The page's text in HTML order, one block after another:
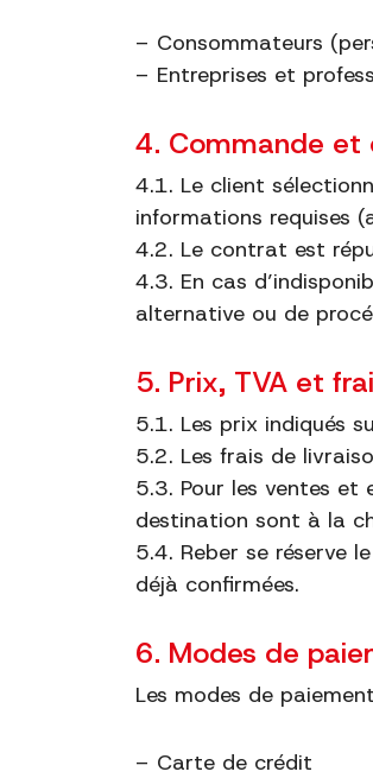
– Consommateurs
– Entreprises et
4. Commande et
4.1. Le client
informations requises
4.2. Le contrat est
4.3. En cas
alternative ou de
5. Prix, TVA et
5.1. Les prix indiqués
5.2. Les frais de
5.3. Pour les ventes et
destination sont à la
5.4. Reber se réserve
déjà confirmées.
6. Modes de
Les modes de
– Carte de crédit